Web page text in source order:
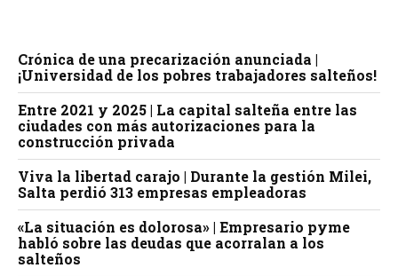
Crónica de una precarización anunciada |
¡Universidad de los pobres trabajadores salteños!
Entre 2021 y 2025 | La capital salteña entre las
ciudades con más autorizaciones para la
construcción privada
Viva la libertad carajo | Durante la gestión Milei,
Salta perdió 313 empresas empleadoras
«La situación es dolorosa» | Empresario pyme
habló sobre las deudas que acorralan a los
salteños